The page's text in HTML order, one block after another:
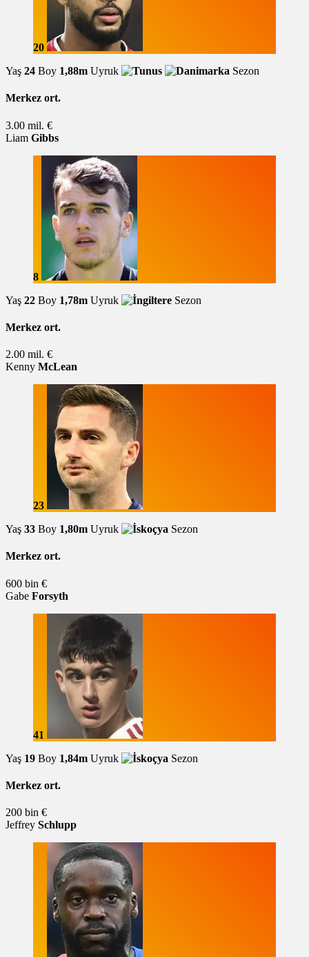
20
Yaş 24 Boy 1,88m Uyruk Sezon
Merkez ort.
3.00 mil. €
Liam Gibbs
8
Yaş 22 Boy 1,78m Uyruk Sezon
Merkez ort.
2.00 mil. €
Kenny McLean
23
Yaş 33 Boy 1,80m Uyruk Sezon
Merkez ort.
600 bin €
Gabe Forsyth
41
Yaş 19 Boy 1,84m Uyruk Sezon
Merkez ort.
200 bin €
Jeffrey Schlupp